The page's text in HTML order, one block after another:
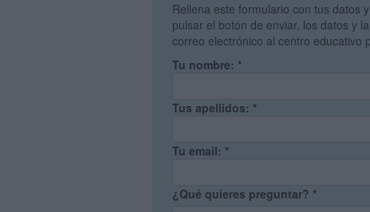
Rellena este formulario con tus datos
pulsar el botón de enviar, los datos y
correo electrónico al centro educativo
Tu nombre: *
Tus apellidos: *
Tu email: *
¿Qué quieres preguntar? *